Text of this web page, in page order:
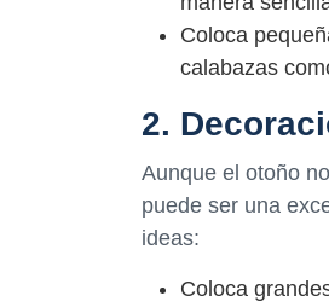
Coloca
calabazas
2.
Aunque el otoño
puede ser una
ideas:
Coloca